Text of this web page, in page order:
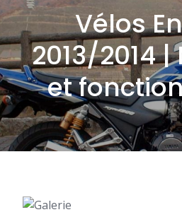
Vélos
2013/2014
et